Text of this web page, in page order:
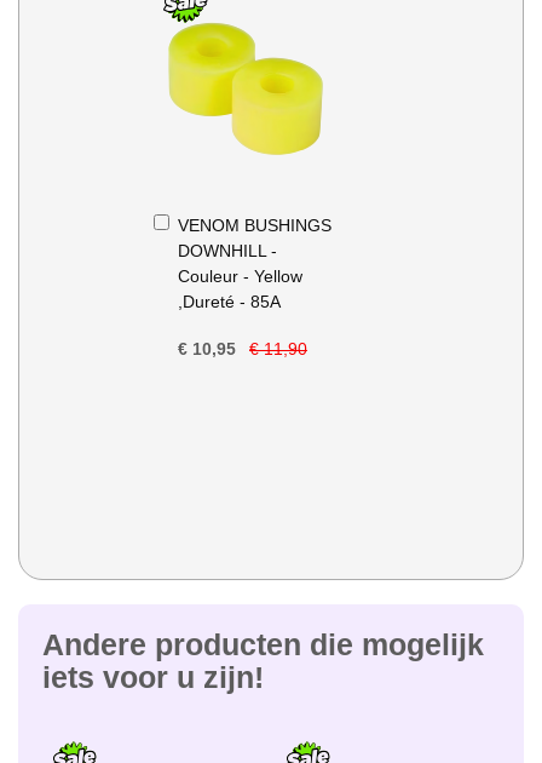
VENOM BUSHINGS
DOWNHILL -
Couleur - Yellow
,Dureté - 85A
€ 10,95 € 11,90
In
Winkelwagen
Andere producten die mogelijk
iets voor u zijn!